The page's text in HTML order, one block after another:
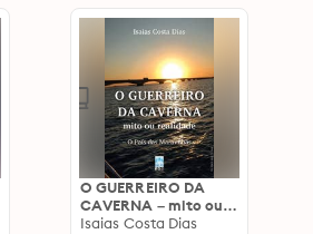
O GUERREIRO DA
CAVERNA – mito ou
realidade: O País das
Isaias Costa Dias